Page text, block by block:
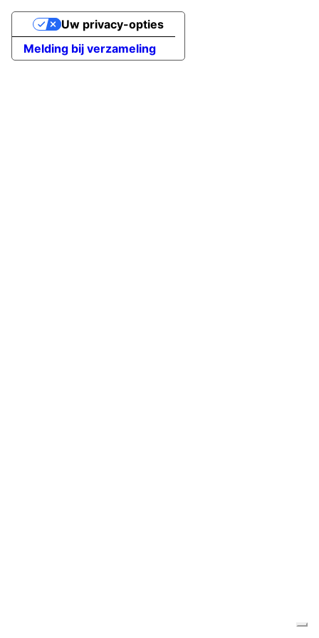
Melding bij verzameling
Uw privacy-opties